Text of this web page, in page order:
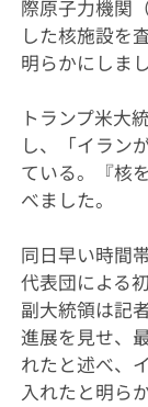
際原子力機関
した核施設を
明らかにしまし
トランプ米大
し、「イラン
ている。『核
べました。
同日早い時間
代表団による
副大統領は記
進展を見せ、
れたと述べ、
入れたと明ら